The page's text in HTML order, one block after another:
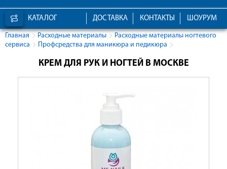
КАТАЛОГ ШОУРУМ
КОНТАКТЫ
ДОСТАВКА
Главная Расходные материалы
Расходные материалы ногтевого
сервиса
Профсредства для маникюра и педикюра
КРЕМ ДЛЯ РУК И НОГТЕЙ В МОСКВЕ